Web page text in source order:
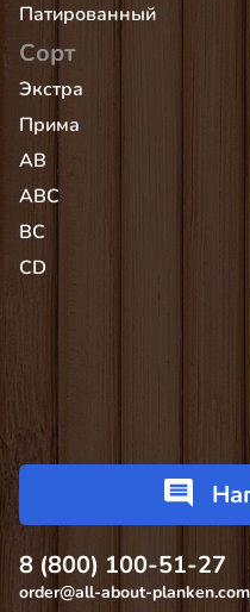
Патированный
Сорт
Экстра
Прима
AB
АВС
BC
CD
8 (800) 100-51-27
order@all-about-planken.com